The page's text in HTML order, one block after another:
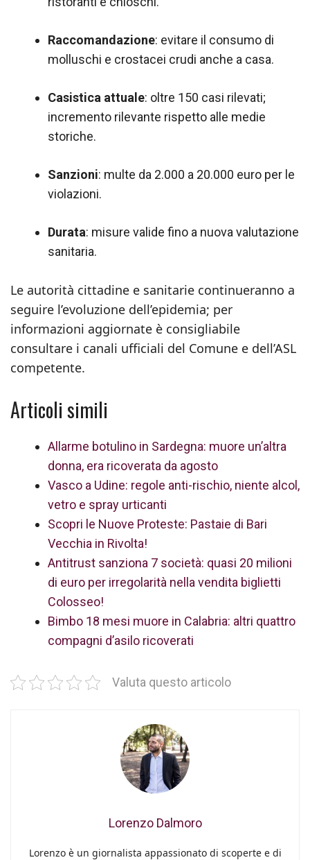
Raccomandazione: evitare il consumo di
molluschi e crostacei crudi anche a casa.
Casistica attuale: oltre 150 casi rilevati;
incremento rilevante rispetto alle medie
storiche.
Sanzioni: multe da 2.000 a 20.000 euro per le
violazioni.
Durata: misure valide fino a nuova valutazione
sanitaria.
Le autorità cittadine e sanitarie continueranno a
seguire l’evoluzione dell’epidemia; per
informazioni aggiornate è consigliabile
consultare i canali ufficiali del Comune e dell’ASL
competente.
Articoli simili
Allarme botulino in Sardegna: muore un’altra
donna, era ricoverata da agosto
Vasco a Udine: regole anti-rischio, niente alcol,
vetro e spray urticanti
Scopri le Nuove Proteste: Pastaie di Bari
Vecchia in Rivolta!
Antitrust sanziona 7 società: quasi 20 milioni
di euro per irregolarità nella vendita biglietti
Colosseo!
Bimbo 18 mesi muore in Calabria: altri quattro
compagni d’asilo ricoverati
Valuta questo articolo
Lorenzo Dalmoro
Lorenzo è un giornalista appassionato di scoperte e di